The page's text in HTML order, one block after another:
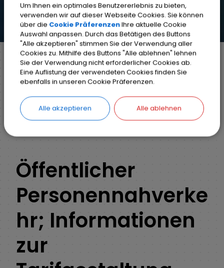
Markt Weisendorf Bürgerinfo
Rathaus
Ihr Anliegen
Detail
ZURÜCK
Öffentlicher
Personennahverke
hr; Informationen
zur
Um Ihnen ein optimales Benutzererlebnis zu bieten,
verwenden wir auf dieser Webseite Cookies. Sie können
über die Cookie PräferenzenIhre aktuelle Cookie
Auswahl anpassen. Durch das Betätigen des Buttons
"Alle akzeptieren" stimmen Sie der Verwendung aller
Cookies zu. Mithilfe des Buttons "Alle ablehnen" lehnen
Sie der Verwendung nicht erforderlicher Cookies ab.
Eine Auflistung der verwendeten Cookies finden Sie
ebenfalls in unseren Cookie Präferenzen.
Alle akzeptieren Alle ablehnen